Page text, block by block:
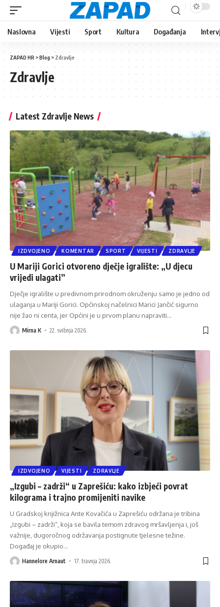
Naslovna Vijesti Sport Kultura Događanja
ZAPAD HR >Blog > Zdravlje
Zdravlje
Latest Zdravlje News
IZDVOJENO KOMENTAR SPORT VIJESTI ZDRAVLJE
U Mariji Gorici otvoreno dječje igralište: „U djecu
vrijedi ulagati”
Dječje igralište u predivnom prirodnom okruženju samo je jedno od
ulaganja u Mariji Gorici. Općinskoj načelnici Marici Jančić sigurno
nije žao ni centa, jer Općini je u prvom planu napraviti…
Mirna K 22. svibnja 2026.
IZDVOJENO VIJESTI ZDRAVLJE
„Izgubi – zadrži“ u Zaprešiću: kako izbjeći povrat
kilograma i trajno promijeniti navike
U Gradskoj knjižnica Ante Kovačića u Zaprešiću održana je tribina
„Izgubi – zadrži“, koja se bavila temom zdravog mršavljenja i, još
važnije, dugoročnog održavanja postignute tjelesne težine.
Događaj je okupio…
Hannelore Arnaut 17. travnja 2026.